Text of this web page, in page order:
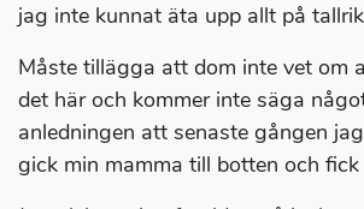
jag inte kunnat äta upp allt på
Måste tillägga att dom inte vet om
det här och kommer inte säga
anledningen att senaste gången
gick min mamma till botten och